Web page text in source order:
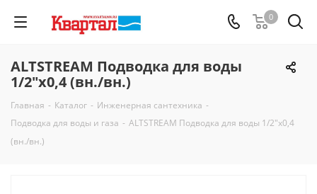
0
ALTSTREAM Подводка для воды
1/2"x0,4 (вн./вн.)
Главная - Каталог - Инженерная сантехника -
Подводка для воды и газа - ALTSTREAM Подводка для воды 1/2"x0,4
(вн./вн.)